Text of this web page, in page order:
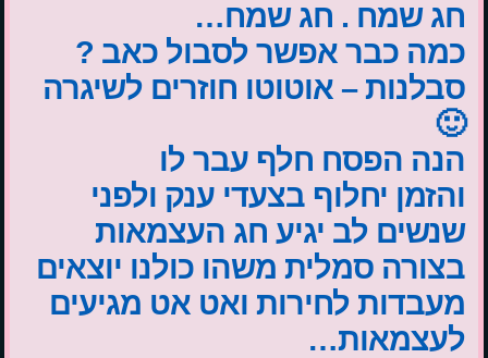
חג שמח . חג שמח…
כמה כבר אפשר לסבול כאב ?
סבלנות – אוטוטו חוזרים לשיגרה
🙂
הנה הפסח חלף עבר לו
והזמן יחלוף בצעדי ענק ולפני
שנשים לב יגיע חג העצמאות
בצורה סמלית משהו כולנו יוצאים
מעבדות לחירות ואט אט מגיעים
לעצמאות…